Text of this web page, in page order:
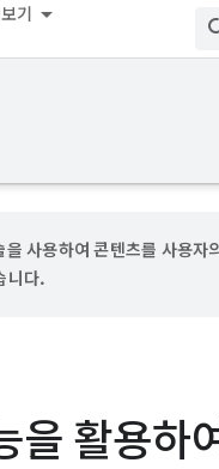
기
사용하여 콘텐츠를 사용자
니다.
을 활용하